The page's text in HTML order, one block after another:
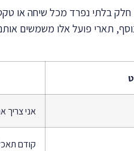
חלק בלתי נפרד מכל שיחה או
תארי פועל אלו משמשים
אני צריך
קודם